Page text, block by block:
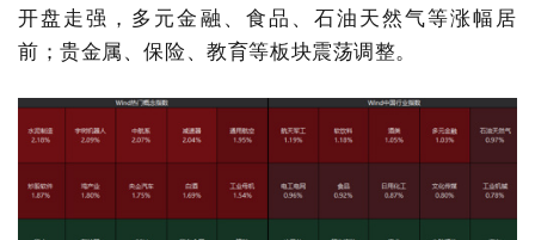
开盘走强，多元金融、食品、石油天然气等涨幅居
前；贵金属、保险、教育等板块震荡调整。